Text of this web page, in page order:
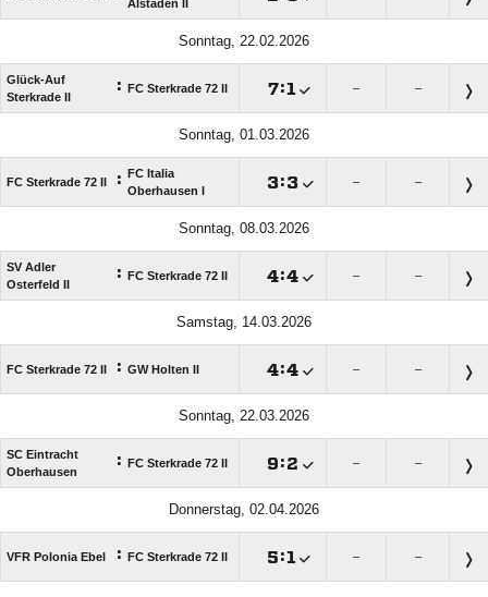
Alstaden II
Sonntag, 22.02.2026
Glück-Auf
Sterkrade II
: FC Sterkrade 72 II : – –
Sonntag, 01.03.2026
FC Sterkrade 72 II :
FC Italia
Oberhausen I
: – –
Sonntag, 08.03.2026
SV Adler
Osterfeld II
: FC Sterkrade 72 II : – –
Samstag, 14.03.2026
FC Sterkrade 72 II : GW Holten II : – –
Sonntag, 22.03.2026
SC Eintracht
Oberhausen
: FC Sterkrade 72 II : – –
Donnerstag, 02.04.2026
VFR Polonia Ebel : FC Sterkrade 72 II : – –